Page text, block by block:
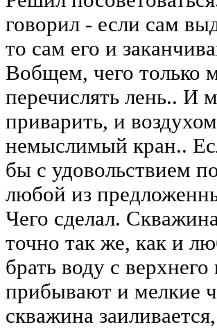
говорил - если сам
то сам его и
Вобщем, чего только
перечислять лень.. И
приварить, и
немыслимый кран..
бы с удовольствием
любой из
Чего сделал.
точно так же, как и
брать воду с
прибывают и мелкие
скважина